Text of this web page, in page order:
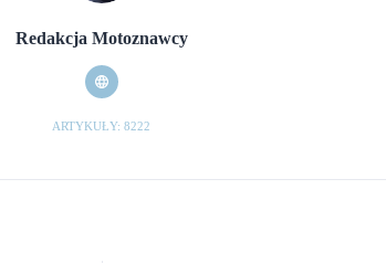
Redakcja Motoznawcy
ARTYKUŁY: 8222